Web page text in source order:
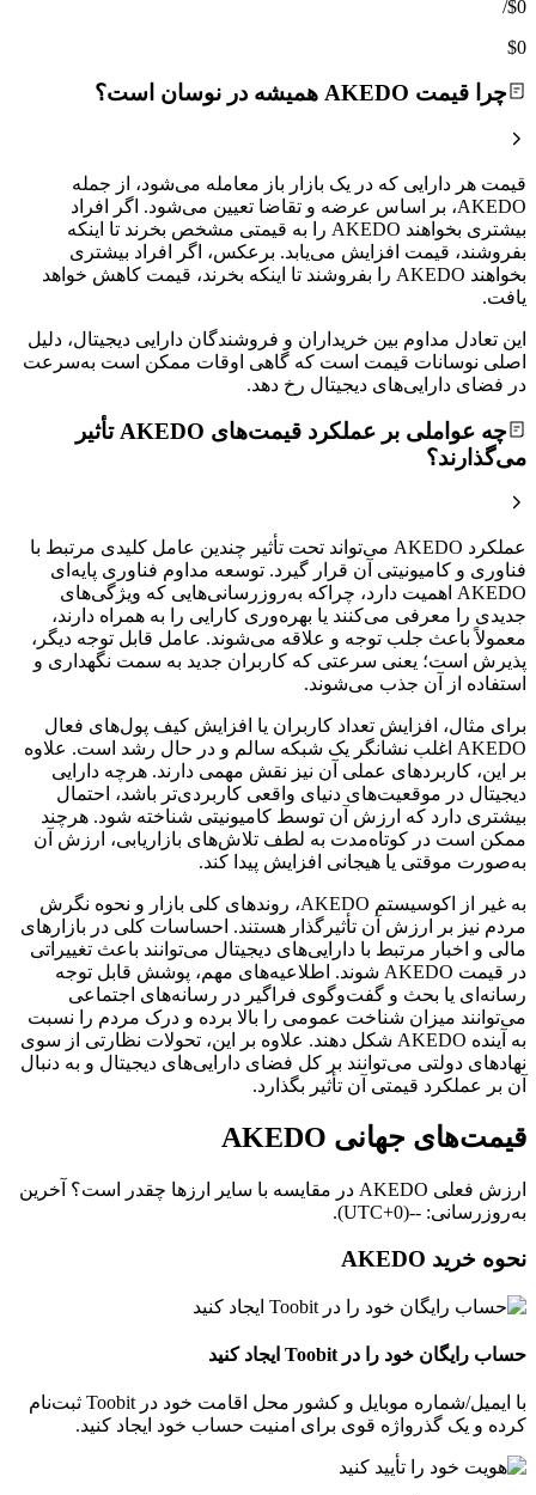
$0
/
$0
چرا قیمت AKEDO همیشه در نوسان است؟
قیمت هر دارایی که در یک بازار باز معامله می‌شود، از جمله
AKEDO، بر اساس عرضه و تقاضا تعیین می‌شود. اگر افراد
بیشتری بخواهند AKEDO را به قیمتی مشخص بخرند تا اینکه
بفروشند، قیمت افزایش می‌یابد. برعکس، اگر افراد بیشتری
بخواهند AKEDO را بفروشند تا اینکه بخرند، قیمت کاهش خواهد
یافت.
این تعادل مداوم بین خریداران و فروشندگان دارایی دیجیتال، دلیل
اصلی نوسانات قیمت است که گاهی اوقات ممکن است به‌سرعت
در فضای دارایی‌های دیجیتال رخ دهد.
چه عواملی بر عملکرد قیمت‌های AKEDO تأثیر
می‌گذارند؟
عملکرد AKEDO می‌تواند تحت تأثیر چندین عامل کلیدی مرتبط با
فناوری و کامیونیتی آن قرار گیرد. توسعه مداوم فناوری پایه‌ای
AKEDO اهمیت دارد، چراکه به‌روزرسانی‌هایی که ویژگی‌های
جدیدی را معرفی می‌کنند یا بهره‌وری کارایی را به همراه دارند،
معمولاً باعث جلب توجه و علاقه‌ می‌شوند. عامل قابل توجه دیگر،
پذیرش است؛ یعنی سرعتی که کاربران جدید به سمت نگهداری و
استفاده از آن جذب می‌شوند.
برای مثال، افزایش تعداد کاربران یا افزایش کیف پول‌های فعال
AKEDO اغلب نشانگر یک شبکه سالم و در حال رشد است. علاوه
بر این، کاربردهای عملی آن نیز نقش مهمی دارند. هرچه دارایی
دیجیتال در موقعیت‌های دنیای واقعی کاربردی‌تر باشد، احتمال
بیشتری دارد که ارزش آن توسط کامیونیتی شناخته شود. هرچند
ممکن است در کوتاه‌مدت به لطف تلاش‌های بازاریابی، ارزش آن
به‌صورت موقتی یا هیجانی افزایش پیدا کند.
به غیر از اکوسیستم AKEDO، روندهای کلی بازار و نحوه نگرش
مردم نیز بر ارزش آن تأثیرگذار هستند. احساسات کلی در بازارهای
مالی و اخبار مرتبط با دارایی‌های دیجیتال می‌توانند باعث تغییراتی
در قیمت AKEDO شوند. اطلاعیه‌های مهم، پوشش قابل توجه
رسانه‌ای یا بحث و گفت‌وگوی فراگیر در رسانه‌های اجتماعی
می‌توانند میزان شناخت عمومی را بالا برده و درک مردم را نسبت
به آینده AKEDO شکل دهند. علاوه بر این، تحولات نظارتی از سوی
نهادهای دولتی می‌توانند بر کل فضای دارایی‌های دیجیتال و به‌ دنبال
آن بر عملکرد قیمتی آن تأثیر بگذارد.
قیمت‌های جهانی AKEDO
ارزش فعلی AKEDO در مقایسه با سایر ارزها چقدر است؟ آخرین
به‌روزرسانی: --(UTC+0).
نحوه خرید AKEDO
حساب رایگان خود را در Toobit ایجاد کنید
با ایمیل/شماره موبایل و کشور محل اقامت خود در Toobit ثبت‌نام
کرده و یک گذرواژه قوی برای امنیت حساب خود ایجاد کنید.